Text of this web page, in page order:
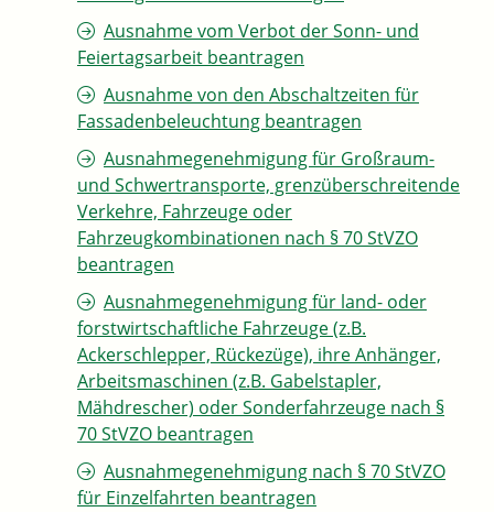
Ausnahme vom Verbot der Sonn- und
Feiertagsarbeit beantragen
Ausnahme von den Abschaltzeiten für
Fassadenbeleuchtung beantragen
Ausnahmegenehmigung für Großraum-
und Schwertransporte, grenzüberschreitende
Verkehre, Fahrzeuge oder
Fahrzeugkombinationen nach § 70 StVZO
beantragen
Ausnahmegenehmigung für land- oder
forstwirtschaftliche Fahrzeuge (z.B.
Ackerschlepper, Rückezüge), ihre Anhänger,
Arbeitsmaschinen (z.B. Gabelstapler,
Mähdrescher) oder Sonderfahrzeuge nach §
70 StVZO beantragen
Ausnahmegenehmigung nach § 70 StVZO
für Einzelfahrten beantragen